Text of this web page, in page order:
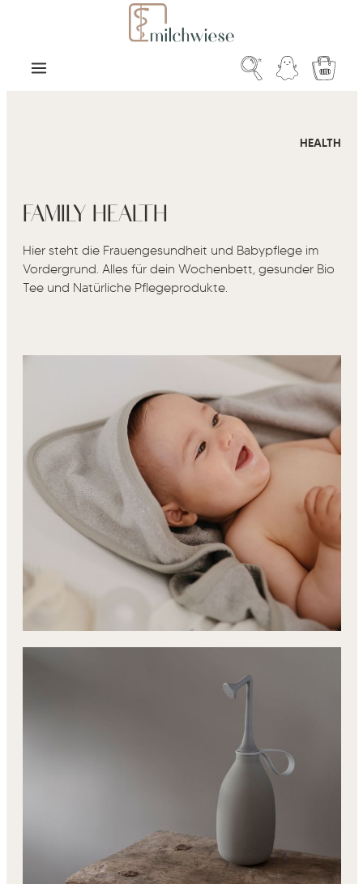
Zum Hauptinhalt springen
HEALTH
FAMILY HEALTH
Hier steht die Frauengesundheit und Babypflege im
Vordergrund. Alles für dein Wochenbett, gesunder Bio
Tee und Natürliche Pflegeprodukte.